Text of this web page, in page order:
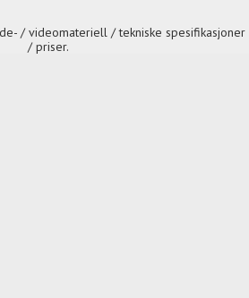
/ videomateriell / tekniske spesifikasjoner
/ priser.